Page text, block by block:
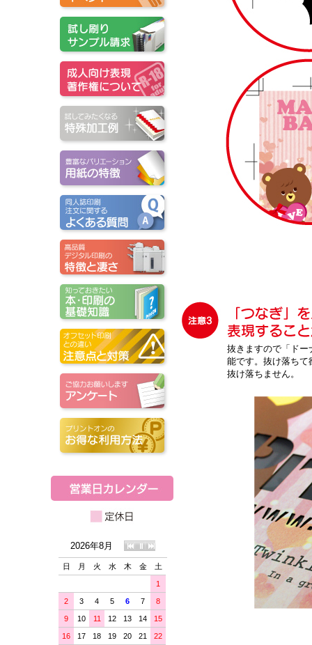
2026年8月
日 月 火 水 木 金 土
1
2 3 4 5 6 7 8
9 10 11 12 13 14 15
16 17 18 19 20 21 22
抜きますので「ドー
能です。抜け落ちて
抜け落ちません。